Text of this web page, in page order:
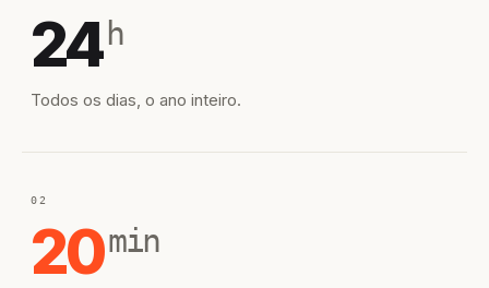
24 h
Todos os dias, o ano inteiro.
02
20min